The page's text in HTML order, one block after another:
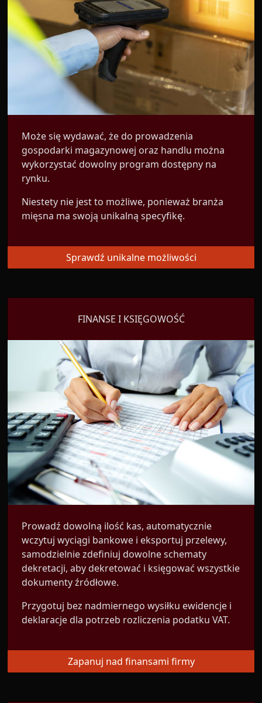
Może się wydawać, że do prowadzenia
gospodarki magazynowej oraz handlu można
wykorzystać dowolny program dostępny na
rynku.
Niestety nie jest to możliwe, ponieważ branża
mięsna ma swoją unikalną specyfikę.
Sprawdź unikalne możliwości
FINANSE I KSIĘGOWOŚĆ
Prowadź dowolną ilość kas, automatycznie
wczytuj wyciągi bankowe i eksportuj przelewy,
samodzielnie zdefiniuj dowolne schematy
dekretacji, aby dekretować i księgować wszystkie
dokumenty źródłowe.
Przygotuj bez nadmiernego wysiłku ewidencje i
deklaracje dla potrzeb rozliczenia podatku VAT.
Zapanuj nad finansami firmy